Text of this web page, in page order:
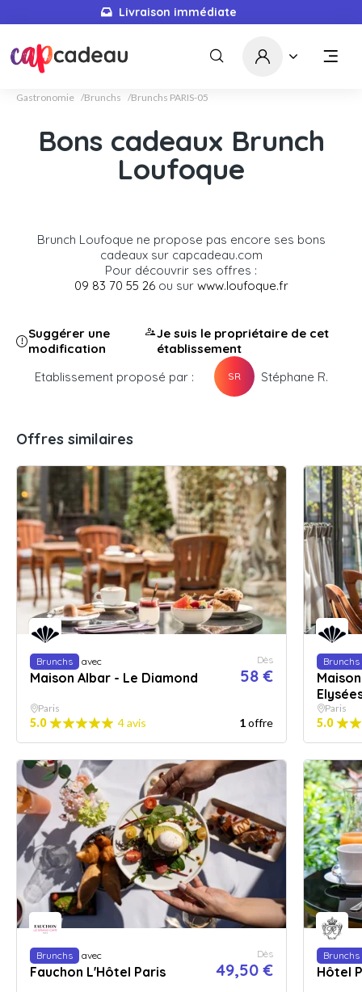
Livraison immédiate
Gastronomie Brunchs Brunchs PARIS-05
Bons cadeaux Brunch
Loufoque
Brunch Loufoque ne propose pas encore ses bons
cadeaux sur capcadeau.com
Pour découvrir ses offres :
09 83 70 55 26ou sur www.loufoque.fr
Suggérer une
modification
Je suis le propriétaire de cet
établissement
Etablissement proposé par :
SR Stéphane R.
Offres similaires
Brunchs avec
Maison Albar - Le Diamond
Dès
58 €
Paris
5.0 4 avis 1offre
Brunchs
Paris
5.0
Brunchs avec
Fauchon L'Hôtel Paris
Dès
49,50 €
Brunchs
Hôtel